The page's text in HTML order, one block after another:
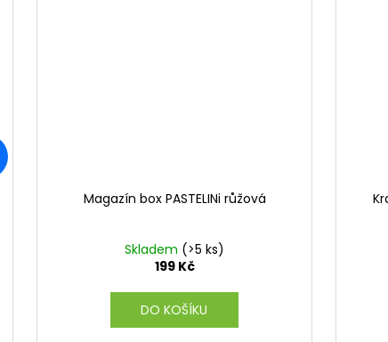
Magazín box PASTELINi růžová
Skladem (>5 ks)
199 Kč
DO KOŠÍKU